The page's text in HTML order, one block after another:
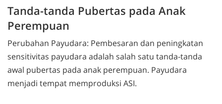
Tanda-tanda Pubertas pada Anak
Perempuan
Perubahan Payudara: Pembesaran dan peningkatan
sensitivitas payudara adalah salah satu tanda-tanda
awal pubertas pada anak perempuan. Payudara
menjadi tempat memproduksi ASI.